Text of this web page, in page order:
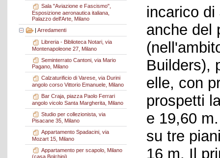
Sala "Aviazione e Fascismo",
Esposizione aeronautica italiana,
Palazzo dell'Arte, Milano
| Arredamenti
Libreria - Biblioteca Notari, via
Montenapoleone 27, Milano
Seminterrato Cantoni, via Mario
Pagano, Milano
Calzaturificio di Varese, via Durini
angolo corso Vittorio Emanuele, Milano
Bar Craja, piazza Paolo Ferrari
angolo vicolo Santa Margherita, Milano
Studio per collezionista, via
Pisacane 35, Milano
Appartamento Spadacini, via
Mozart 15, Milano
Appartamento per scapolo, Milano
(casa Bolchini)
incarico
anche del
Builders),
elle, con
prospetti
e 19,60
su tre
16 m. Il